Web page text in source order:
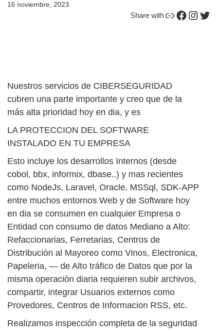
16 noviembre, 2023
Share withEnlace Facebook Instagram Twitter
Nuestros servicios de CIBERSEGURIDAD
cubren una parte importante y creo que de la
más alta prioridad hoy en dia, y es
LA PROTECCION DEL SOFTWARE
INSTALADO EN TU EMPRESA
Esto incluye los desarrollos Internos (desde
cobol, bbx, informix, dbase..) y mas recientes
como NodeJs, Laravel, Oracle, MSSql, SDK-APP
entre muchos entornos Web y de Software hoy
en dia se consumen en cualquier Empresa o
Entidad con consumo de datos Mediano a Alto:
Refaccionarias, Ferretarias, Centros de
Distribución al Mayoreo como Vinos, Electronica,
Papeleria, — de Alto tráfico de Datos que por la
misma operación diaria requieren subir archivos,
compartir, integrar Usuarios externos como
Provedores, Centros de Informacion RSS, etc.
Realizamos inspección completa de la seguridad